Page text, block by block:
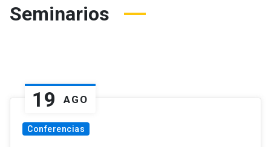
Seminarios
19 AGO
Conferencias